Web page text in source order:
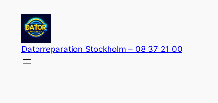
innehåll
Datorreparation Stockholm – 08 37 21 00